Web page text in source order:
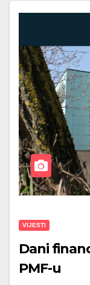
VIJESTI
Dani
PMF-u